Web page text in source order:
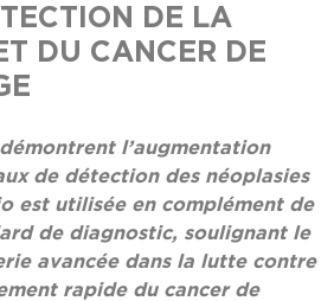
DE LA
DU CANCER DE
l’augmentation
de détection des néoplasies
est utilisée en complément de
de diagnostic, soulignant le
avancée dans la lutte contre
rapide du cancer de